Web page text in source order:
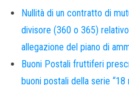
Nullità di un contratto di
divisore (360 o 365) relativo
allegazione del piano di
Buoni Postali fruttiferi
buoni postali della serie